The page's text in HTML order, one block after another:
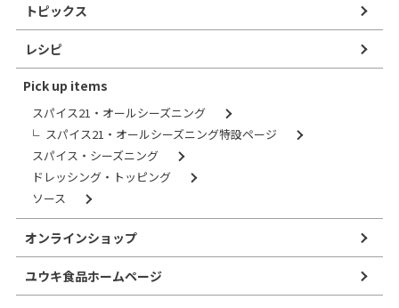
トピックス
レシピ
Pick up items
スパイス21・オールシーズニング
スパイス21・オールシーズニング特設ページ
スパイス・シーズニング
ドレッシング・トッピング
ソース
オンラインショップ
ユウキ食品ホームページ